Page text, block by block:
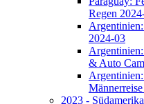
Regen
2024-03
& Auto
2023 - Südamerika